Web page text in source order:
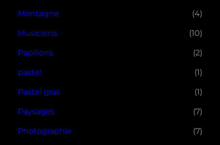
Montagne (4)
Musiciens (10)
Papillons (2)
pastel (1)
Pastel gras (1)
Paysages (7)
Photographie (7)